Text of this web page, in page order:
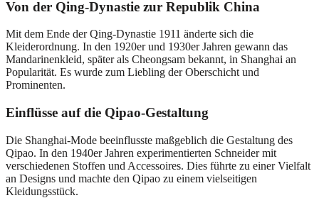
Von der Qing-Dynastie zur Republik China
Mit dem Ende der Qing-Dynastie 1911 änderte sich die
Kleiderordnung. In den 1920er und 1930er Jahren gewann das
Mandarinenkleid, später als Cheongsam bekannt, in Shanghai an
Popularität. Es wurde zum Liebling der Oberschicht und
Prominenten.
Einflüsse auf die Qipao-Gestaltung
Die Shanghai-Mode beeinflusste maßgeblich die Gestaltung des
Qipao. In den 1940er Jahren experimentierten Schneider mit
verschiedenen Stoffen und Accessoires. Dies führte zu einer Vielfalt
an Designs und machte den Qipao zu einem vielseitigen
Kleidungsstück.